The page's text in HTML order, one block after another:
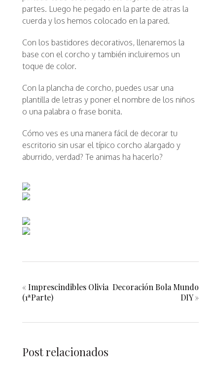
partes. Luego he pegado en la parte de atras la
cuerda y los hemos colocado en la pared.
Con los bastidores decorativos, llenaremos la
base con el corcho y también incluiremos un
toque de color.
Con la plancha de corcho, puedes usar una
plantilla de letras y poner el nombre de los niños
o una palabra o frase bonita.
Cómo ves es una manera fácil de decorar tu
escritorio sin usar el típico corcho alargado y
aburrido, verdad? Te animas ha hacerlo?
« Imprescindibles Olivia
(1ªParte)
Decoración Bola Mundo
DIY»
Post relacionados